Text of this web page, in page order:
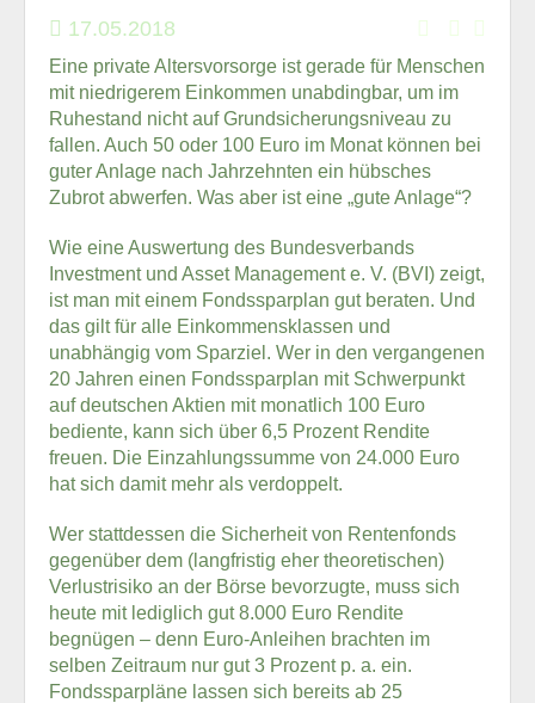
17.05.2018
Eine private Altersvorsorge ist gerade für Menschen
mit niedrigerem Einkommen unabdingbar, um im
Ruhestand nicht auf Grundsicherungsniveau zu
fallen. Auch 50 oder 100 Euro im Monat können bei
guter Anlage nach Jahrzehnten ein hübsches
Zubrot abwerfen. Was aber ist eine „gute Anlage“?
Wie eine Auswertung des Bundesverbands
Investment und Asset Management e. V. (BVI) zeigt,
ist man mit einem Fondssparplan gut beraten. Und
das gilt für alle Einkommensklassen und
unabhängig vom Sparziel. Wer in den vergangenen
20 Jahren einen Fondssparplan mit Schwerpunkt
auf deutschen Aktien mit monatlich 100 Euro
bediente, kann sich über 6,5 Prozent Rendite
freuen. Die Einzahlungssumme von 24.000 Euro
hat sich damit mehr als verdoppelt.
Wer stattdessen die Sicherheit von Rentenfonds
gegenüber dem (langfristig eher theoretischen)
Verlustrisiko an der Börse bevorzugte, muss sich
heute mit lediglich gut 8.000 Euro Rendite
begnügen – denn Euro-Anleihen brachten im
selben Zeitraum nur gut 3 Prozent p. a. ein.
Fondssparpläne lassen sich bereits ab 25